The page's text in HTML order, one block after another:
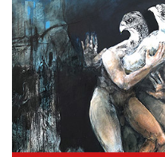
Skip
to
content